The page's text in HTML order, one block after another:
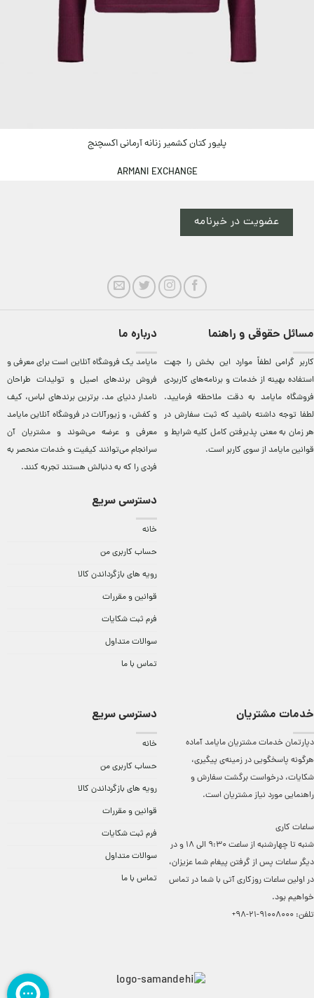
پلیور کتان کشمیر زنانه آرمانی اکسچنج
ARMANI EXCHANGE
عضویت در خبرنامه
مسائل حقوقی و راهنما
کاربر گرامی لطفاً موارد این بخش را جهت
استفاده بهینه از خدمات و برنامه‌‏های کاربردی
فروشگاه مایامد به دقت ملاحظه فرمایید.
لطفا توجه داشته باشید که ثبت سفارش در
هر زمان به معنی پذیرفتن کامل کلیهشرایط و
قوانین مایامداز سوی کاربر است.
درباره ما
مایامد يک فروشگاه آنلاين است برای معرفی و
فروش برندهای اصيل و توليدات طراحان
نامدار دنيای مد. برترين‌ برندهای لباس، کيف
و کفش، و زيورآلات در فروشگاه آنلاين مایامد
معرفی و عرضه می‌شوند و مشتريان آن
سرانجام می‌توانند کيفيت و خدمات منحصر به
فردی را که به دنبالش هستند تجربه کنند.
دسترسی سریع
خانه
حساب کاربری من
رویه های بازگرداندن کالا
قوانین و مقررات
فرم ثبت شکایات
سوالات متداول
تماس با ما
خدمات مشتریان
دپارتمان خدمات مشتریان مایامد آماده
هرگونه پاسخگویی در زمینه‌ی پیگیری،
شکایات، درخواست برگشت سفارش و
راهنمایی مورد نیاز مشتریان است.
ساعات کاری
شنبه تا چهارشنبه از ساعت 9:30 الی 18 و در
دیگر ساعات ‌پس از گرفتن پیغام شما عزیزان،
در اولین ساعات روزکاری آتی با شما در تماس
خواهیم بود.
تلفن: 91008000-21-98+
دسترسی سریع
خانه
حساب کاربری من
رویه های بازگرداندن کالا
قوانین و مقررات
فرم ثبت شکایات
سوالات متداول
تماس با ما